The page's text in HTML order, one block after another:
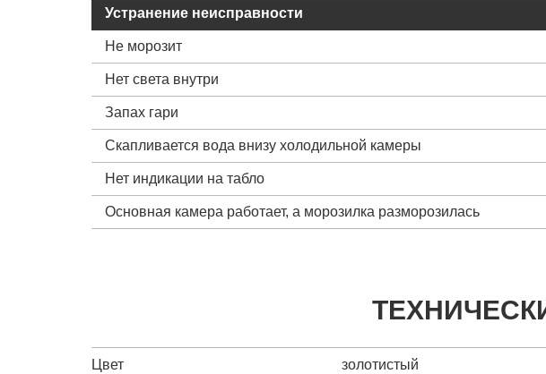
Устранение неисправности
Не морозит
Нет света внутри
Запах гари
Скапливается вода внизу холодильной камеры
Нет индикации на табло
Основная камера работает, а морозилка разморозилась
Цвет золотистый